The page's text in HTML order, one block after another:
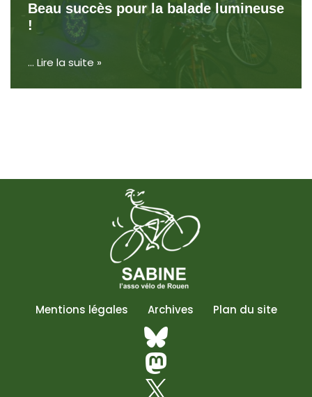
Beau succès pour la balade lumineuse
!
… Lire la suite »
Mentions légales Archives Plan du site